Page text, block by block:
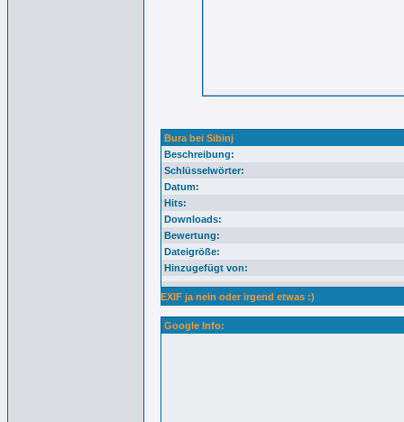
Bura bei Sibinj
Beschreibung:
Schlüsselwörter:
Datum:
Hits:
Downloads:
Bewertung:
Dateigröße:
Hinzugefügt von:
EXIF ja nein oder irgend etwas :)
Google Info: